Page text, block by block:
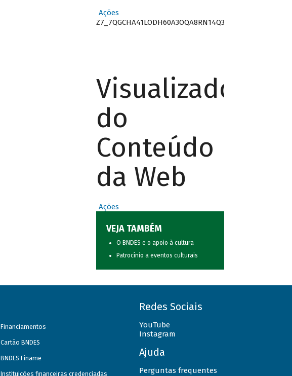
Ações
Z7_7QGCHA41LODH60A3OQA8RN14Q3
Visualizador
do
Conteúdo
da Web
Ações
VEJA TAMBÉM
O BNDES e o apoio à cultura
Patrocínio a eventos culturais
Financiamentos
Cartão BNDES
BNDES Finame
Instituições financeiras credenciadas
Redes Sociais
YouTube
Instagram
Ajuda
Perguntas frequentes